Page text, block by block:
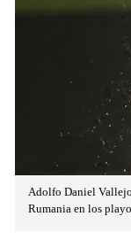
Adolfo Daniel
Rumania en los